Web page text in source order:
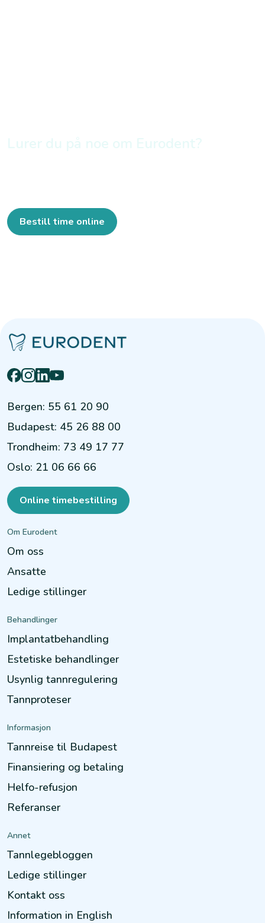
Lurer du på noe om Eurodent?
Bestill time online
Bergen: 55 61 20 90
Budapest: 45 26 88 00
Trondheim: 73 49 17 77
Oslo: 21 06 66 66
Online timebestilling
Om Eurodent
Om oss
Ansatte
Ledige stillinger
Behandlinger
Implantatbehandling
Estetiske behandlinger
Usynlig tannregulering
Tannproteser
Informasjon
Tannreise til Budapest
Finansiering og betaling
Helfo-refusjon
Referanser
Annet
Tannlegebloggen
Ledige stillinger
Kontakt oss
Information in English